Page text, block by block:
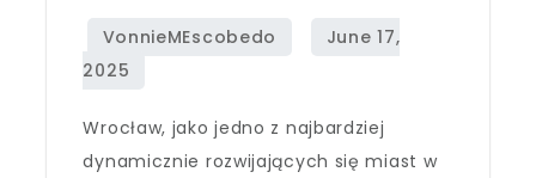
Wrocław, jako jedno z najbardziej
dynamicznie rozwijających się miast w